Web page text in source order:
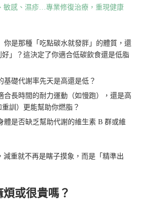
敏感、濕疹…專業修復治療，重現健康
你是那種「吃點碳水就發胖」的體質，還
」？這決定了你適合低碳飲食還是低脂
基礎代謝率先天是高還是低？
合長時間的耐力運動（如慢跑），還是高
訓）更能幫助你燃脂？
體是否缺乏幫助代謝的維生素 B 群或維
減重就不再是瞎子摸象，而是「精準出
或很貴嗎？